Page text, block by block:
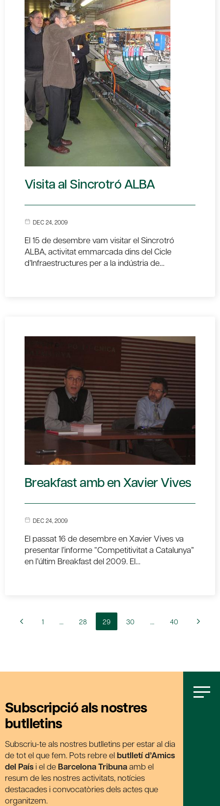
Visita al Sincrotró ALBA
DEC 24, 2009
El 15 de desembre vam visitar el Sincrotró
ALBA, activitat emmarcada dins del Cicle
d’Infraestructures per a la indústria de…
Breakfast amb en Xavier Vives
DEC 24, 2009
El passat 16 de desembre en Xavier Vives va
presentar l’informe “Competitivitat a Catalunya”
en l’últim Breakfast del 2009. El…
1 … 28 29 30 … 40
Subscripció als nostres
butlletins
Subscriu-te als nostres butlletins per estar al dia
de tot el que fem. Pots rebre el butlletí d’Amics
del País i el de Barcelona Tribunaamb el
resum de les nostres activitats, notícies
destacades i convocatòries dels actes que
organitzem.